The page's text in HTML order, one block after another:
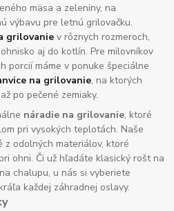
mäsa a zeleniny, na
výbavu pre letnú grilovačku.
grilovanie v rôznych rozmeroch,
aj do kotlín. Pre milovníkov
porcií máme v ponuke špeciálne
na grilovanie, na ktorých
po pečené zemiaky.
náradie na grilovanie, ktoré
pri vysokých teplotách. Naše
z odolných materiálov, ktoré
ohni. Či už hľadáte klasický rošt na
chalupu, u nás si vyberiete
každej záhradnej oslavy.